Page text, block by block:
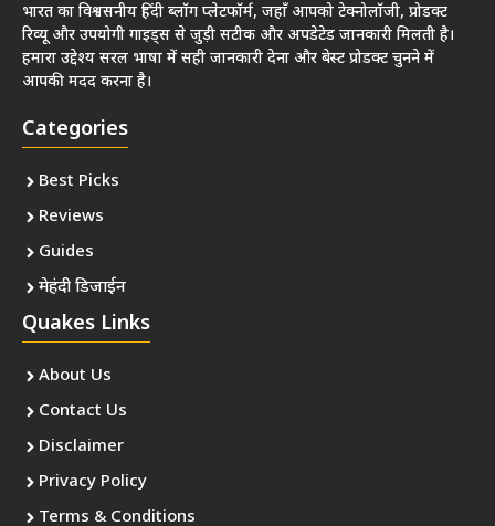
भारत का विश्वसनीय हिंदी ब्लॉग प्लेटफॉर्म, जहाँ आपको टेक्नोलॉजी, प्रोडक्ट
रिव्यू और उपयोगी गाइड्स से जुड़ी सटीक और अपडेटेड जानकारी मिलती है।
हमारा उद्देश्य सरल भाषा में सही जानकारी देना और बेस्ट प्रोडक्ट चुनने में
आपकी मदद करना है।
Categories
Best Picks
Reviews
Guides
मेहंदी डिजाईन
Quakes Links
About Us
Contact Us
Disclaimer
Privacy Policy
Terms & Conditions